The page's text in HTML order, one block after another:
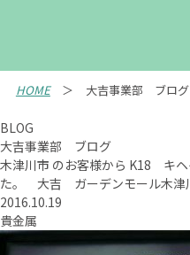
HOME 大吉事業部 ブログ
BLOG
大吉事業部 ブログ
木津川市 のお客様から K18 キ
た。 大吉 ガーデンモール木津
2016.10.19
貴金属